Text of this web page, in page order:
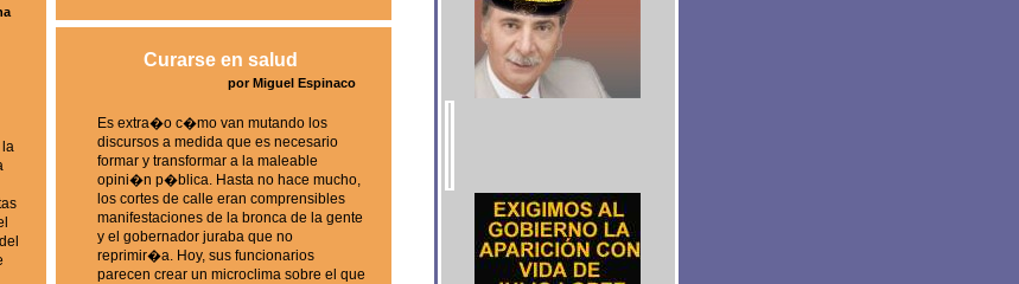
Curarse en salud
por Miguel Espinaco
Es extra�o c�mo van mutando los
discursos a medida que es necesario
formar y transformar a la maleable
opini�n p�blica. Hasta no hace mucho,
los cortes de calle eran comprensibles
manifestaciones de la bronca de la gente
y el gobernador juraba que no
reprimir�a. Hoy, sus funcionarios
parecen crear un microclima sobre el que